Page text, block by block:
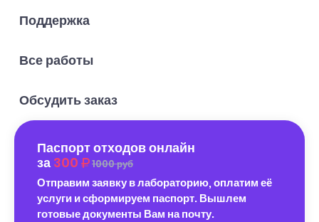
Поддержка
Все работы
Обсудить заказ
Паспорт отходов онлайн
за 300 1000 руб
Отправим заявку в лабораторию, оплатим её
услуги и сформируем паспорт. Вышлем
готовые документы Вам на почту.